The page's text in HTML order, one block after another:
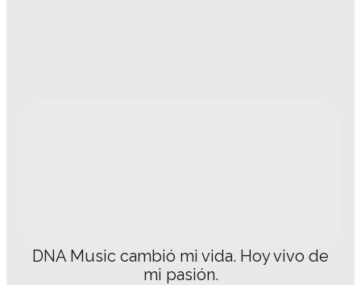
DNA Music cambió mi vida. Hoy vivo de
mi pasión.